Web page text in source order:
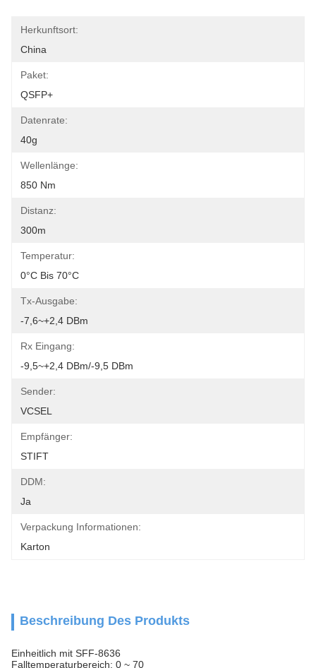
Herkunftsort:
China
Paket:
QSFP+
Datenrate:
40g
Wellenlänge:
850 Nm
Distanz:
300m
Temperatur:
0°C Bis 70°C
Tx-Ausgabe:
-7,6~+2,4 DBm
Rx Eingang:
-9,5~+2,4 DBm/-9,5 DBm
Sender:
VCSEL
Empfänger:
STIFT
DDM:
Ja
Verpackung Informationen:
Karton
Beschreibung Des Produkts
Einheitlich mit SFF-8636
Falltemperaturbereich: 0 ~ 70